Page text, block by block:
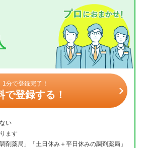
1分で登録完了！
で登録する！
い
ます
剤薬局」「土日休み＋平日休みの調剤薬局」